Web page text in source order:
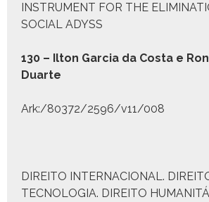
INSTRUMENT FOR THE
SOCIAL ADYSS
130 – Ilton Gar­cia da Cos­ta e
Duarte
Ark:/80372/2596/v11/008
DIREITO INTERNACIONAL.
TECNOLOGIA. DIREITO